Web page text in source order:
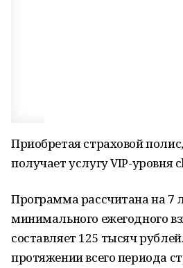
Приобретая страховой
получает услугу VIP-уровня
Программа рассчитана на 7
минимального ежегодного
составляет 125 тысяч
протяжении всего периода